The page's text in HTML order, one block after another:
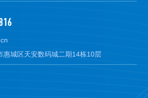
惠城区天安数码城二期14栋10层